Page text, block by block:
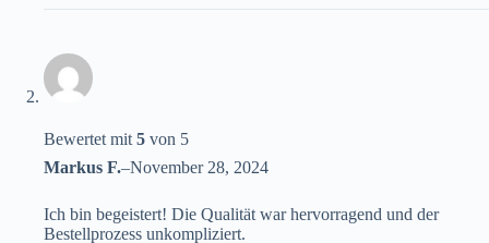
Bewertet mit 5 von 5
Markus F.–November 28, 2024
Ich bin begeistert! Die Qualität war hervorragend und der
Bestellprozess unkompliziert.